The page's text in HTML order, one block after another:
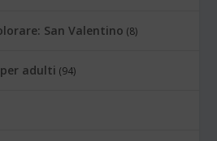
San Valentino (8)
adulti (94)